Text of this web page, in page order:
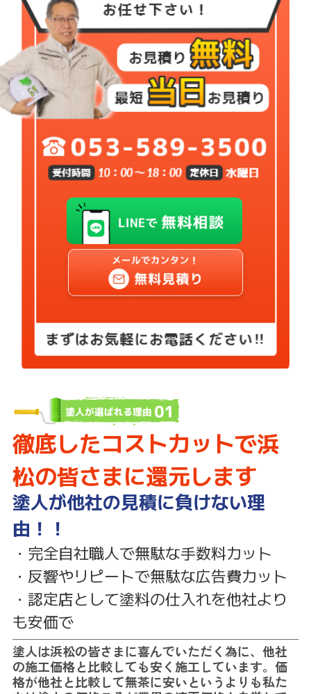
徹底したコストカットで浜
松の皆さまに還元します
塗人が他社の見積に負けない理
由！！
・完全自社職人で無駄な手数料カット
・反響やリピートで無駄な広告費カット
・認定店として塗料の仕入れを他社より
も安価で
塗人は浜松の皆さまに喜んでいただく為に、他社
の施工価格と比較しても安く施工しています。価
格が他社と比較して無茶に安いというよりも私た